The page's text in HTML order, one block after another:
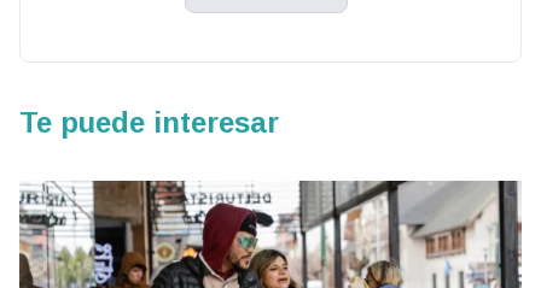
Te puede interesar